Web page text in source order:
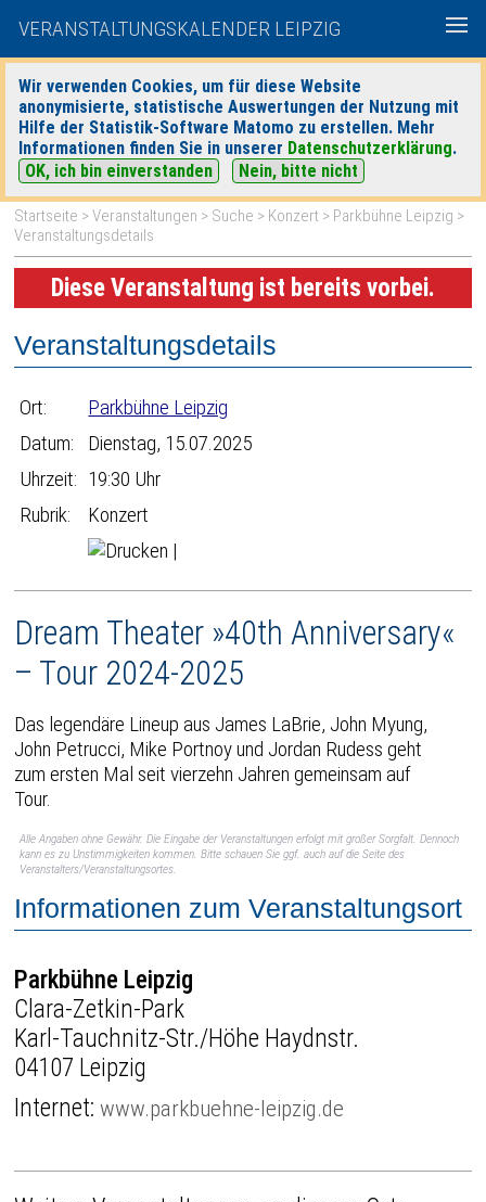
VERANSTALTUNGSKALENDER LEIPZIG
Wir verwenden Cookies, um für diese Website
anonymisierte, statistische Auswertungen der Nutzung mit
Hilfe der Statistik-Software Matomo zu erstellen. Mehr
Informationen finden Sie in unserer Datenschutzerklärung.
OK, ich bin einverstanden
Nein, bitte nicht
heute|morgen| Detaillierte Suche
Startseite >Veranstaltungen > Suche > Konzert > Parkbühne Leipzig >
Veranstaltungsdetails
Diese Veranstaltung ist bereits vorbei.
Veranstaltungsdetails
Ort:
Parkbühne Leipzig
Datum:
Dienstag, 15.07.2025
Uhrzeit: 19:30 Uhr
Rubrik:
Konzert
|
Dream Theater »40th Anniversary«
– Tour 2024-2025
Das legendäre Lineup aus James LaBrie, John Myung,
John Petrucci, Mike Portnoy und Jordan Rudess geht
zum ersten Mal seit vierzehn Jahren gemeinsam auf
Tour.
Alle Angaben ohne Gewähr. Die Eingabe der Veranstaltungen erfolgt mit großer Sorgfalt. Dennoch
kann es zu Unstimmigkeiten kommen. Bitte schauen Sie ggf. auch auf die Seite des
Veranstalters/Veranstaltungsortes.
Informationen zum Veranstaltungsort
Parkbühne Leipzig
Clara-Zetkin-Park
Karl-Tauchnitz-Str./Höhe Haydnstr.
04107 Leipzig
Internet:www.parkbuehne-leipzig.de